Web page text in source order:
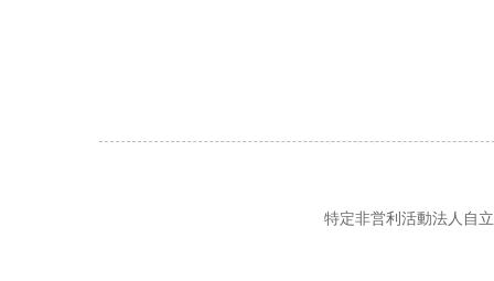
特定非営利活動法人自